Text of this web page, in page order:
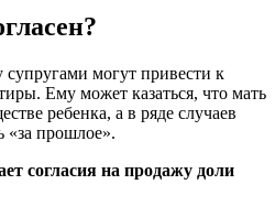
могут привести к
Ему может казаться, что мать
ребенка, а в ряде случаев
«за прошлое».
согласия на продажу доли